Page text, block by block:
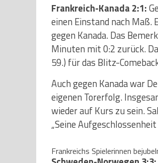
Frankreich-Kanada 2:1:
einen Einstand nach
gegen Kanada. Das
Minuten mit 0:2 zurück.
59.) für das Blitz-
Auch gegen Kanada war
eigenen Torerfolg.
wieder auf Kurs zu sein.
„Seine
Frankreichs Spielerinnen